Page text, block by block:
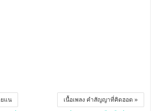
เนื้อเพลง คำสัญญาที่คิดฮอด »
ยแน